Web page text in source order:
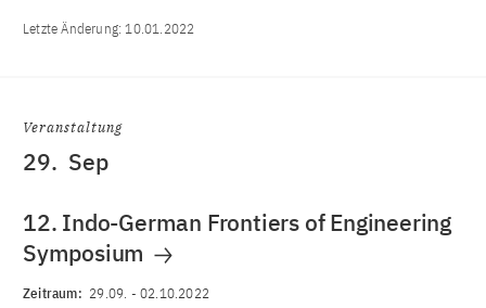
Letzte Änderung:10.01.2022
Veranstaltung
29. Sep
12. Indo-German Frontiers of Engineering
Symposium
Zeitraum: 29.09. -02.10.2022